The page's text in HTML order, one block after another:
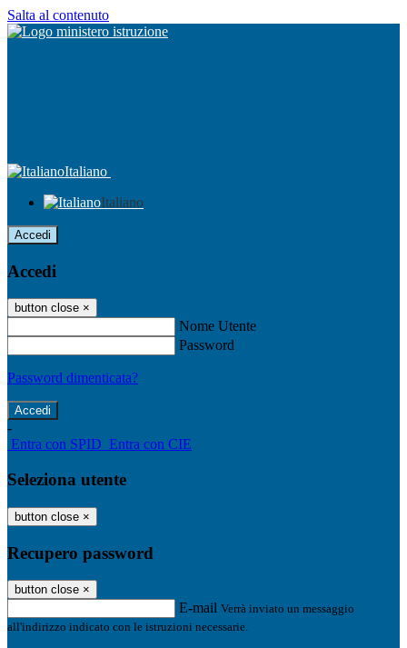
Salta al contenuto
Italiano
Italiano
Accedi
Accedi
button close ×
Nome Utente
Password
Password dimenticata?
-
Entra con SPID Entra con CIE
Seleziona utente
button close ×
Recupero password
button close ×
E-mail Verrà inviato un messaggio
all'indirizzo indicato con le istruzioni necessarie.